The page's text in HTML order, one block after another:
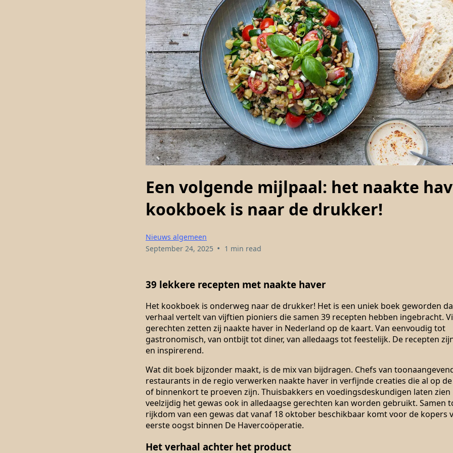
Een volgende mijlpaal: het naakte
kookboek is naar de drukker!
Nieuws algemeen
September 24, 2025 • 1 min read
39 lekkere recepten met naakte haver
Het kookboek is onderweg naar de drukker! Het is een uniek boek geworden
verhaal vertelt van vijftien pioniers die samen 39 recepten hebben ingebracht.
gerechten zetten zij naakte haver in Nederland op de kaart. Van eenvoudig tot
gastronomisch, van ontbijt tot diner, van alledaags tot feestelijk. De recepten
en inspirerend.
Wat dit boek bijzonder maakt, is de mix van bijdragen. Chefs van
restaurants in de regio verwerken naakte haver in verfijnde creaties die al op
of binnenkort te proeven zijn. Thuisbakkers en voedingsdeskundigen laten zien
veelzijdig het gewas ook in alledaagse gerechten kan worden gebruikt. Samen
rijkdom van een gewas dat vanaf 18 oktober beschikbaar komt voor de kopers
eerste oogst binnen De Havercoöperatie.
Het verhaal achter het product